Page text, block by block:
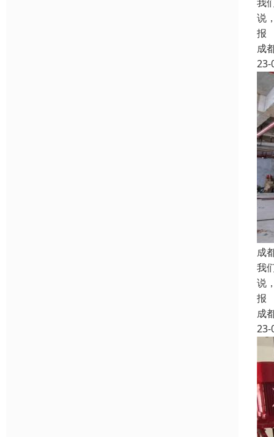
说
报
成
23-
成
我
说
报
成
23-